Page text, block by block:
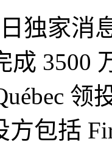
独家消
成 3500
包括